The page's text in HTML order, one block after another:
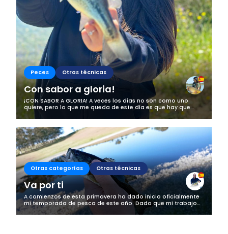
Peces Otras técnicas
Con sabor a gloria!
¡CON SABOR A GLORIA! A veces los días no son como uno
quiere, pero lo que me queda de este día es que hay que
sacarle el lado bueno a las cosas. Esta vez nos disponiamos
a salir de casa tan pronto...
Otras categorías Otras técnicas
Va por ti
A comienzos de esta primavera ha dado inicio oficialmente
mi temporada de pesca de este año. Dado que mi trabajo
no me deja mucho tiempo libre no puedo bajar mucho al río
(que es donde están los...